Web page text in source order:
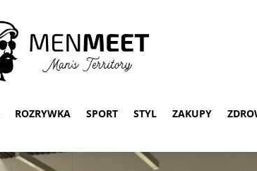
ROZRYWKA SPORT STYL ZAKUPY